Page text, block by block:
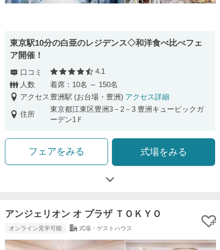
東京駅10分の白亜のレジデンス◇和洋食べ比べフェ
ア開催！
口コミ 口コミ評価
4.1
人数
着席：10名 ～ 150名
アクセス 豊洲駅 (お台場・豊洲) アクセス詳細
住所
東京都江東区豊洲3－2－3 豊洲キュービックガ
ーデン1Ｆ
フェアをみる 式場をみる
アンジェリオン オ プラザ ＴＯＫＹＯ
オンライン見学可能 式場・ゲストハウス